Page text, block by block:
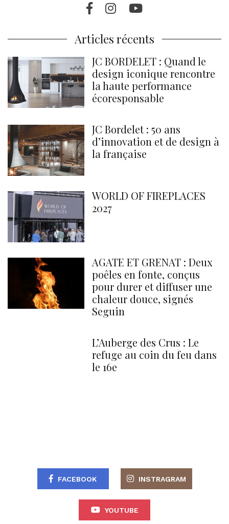
Facebook
Instragram
Youtube
Articles récents
JC BORDELET : Quand le
design iconique rencontre
la haute performance
écoresponsable
JC Bordelet : 50 ans
d’innovation et de design à
la française
WORLD OF FIREPLACES
2027
AGATE ET GRENAT : Deux
poêles en fonte, conçus
pour durer et diffuser une
chaleur douce, signés
Seguin
L’Auberge des Crus : Le
refuge au coin du feu dans
le 16e
FACEBOOK INSTRAGRAM
YOUTUBE